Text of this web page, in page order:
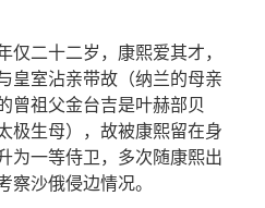
二十二岁，康熙爱其才，
皇室沾亲带故（纳兰的母亲
曾祖父金台吉是叶赫部贝
极生母），故被康熙留在身
为一等侍卫，多次随康熙出
沙俄侵边情况。